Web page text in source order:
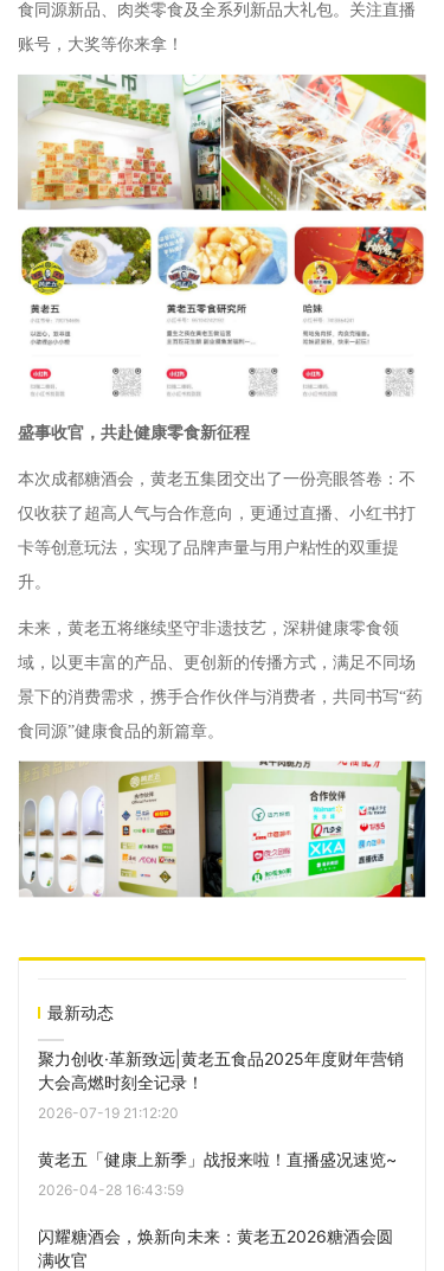
食同源新品、肉类零食及全系列新品大礼包。关注直播
账号，大奖等你来拿！
盛事收官 ，共赴健康零食新征程
本次成都糖酒会，黄老五集团交出了一份亮眼答卷：不
仅收获了超高人气与合作意向，更通过直播、小红书打
卡等创意玩法，实现了品牌声量与用户粘性的双重提
升。
未来，黄老五将继续坚守非遗技艺，深耕健康零食领
域，以更丰富的产品、更创新的传播方式，满足不同场
景下的消费需求，携手合作伙伴与消费者，共同书写“药
食同源”健康食品的新篇章。
最新动态
聚力创收·革新致远|黄老五食品2025年度财年营销
大会高燃时刻全记录！
2026-07-19 21:12:20
黄老五「健康上新季」战报来啦！直播盛况速览~
2026-04-28 16:43:59
闪耀糖酒会，焕新向未来：黄老五2026糖酒会圆
满收官